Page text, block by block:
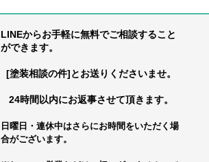
LINEからお手軽に無料でご相談すること
ができます。
[塗装相談の件]とお送りくださいませ。
24時間以内にお返事させて頂きます。
日曜日・連休中はさらにお時間をいただく場
合がございます。